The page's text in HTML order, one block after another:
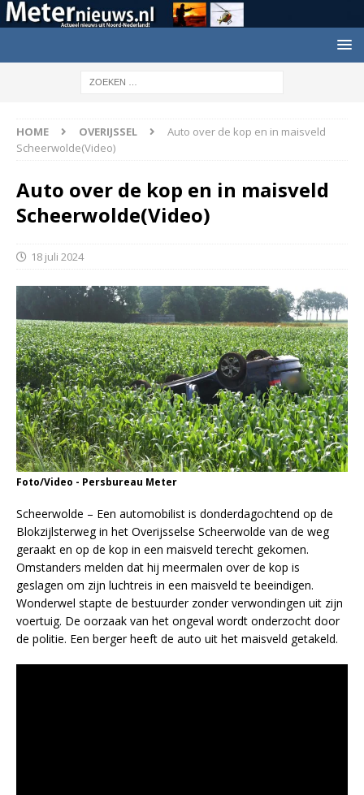
HOME OVERIJSSEL
Auto over de kop en in maisveld
Scheerwolde(Video)
Auto over de kop en in maisveld
Scheerwolde(Video)
18 juli 2024
Foto/Video - Persbureau Meter
Scheerwolde – Een automobilist is donderdagochtend op de
Blokzijlsterweg in het Overijsselse Scheerwolde van de weg
geraakt en op de kop in een maisveld terecht gekomen.
Omstanders melden dat hij meermalen over de kop is
geslagen om zijn luchtreis in een maisveld te beeindigen.
Wonderwel stapte de bestuurder zonder verwondingen uit zijn
voertuig. De oorzaak van het ongeval wordt onderzocht door
de politie. Een berger heeft de auto uit het maisveld getakeld.